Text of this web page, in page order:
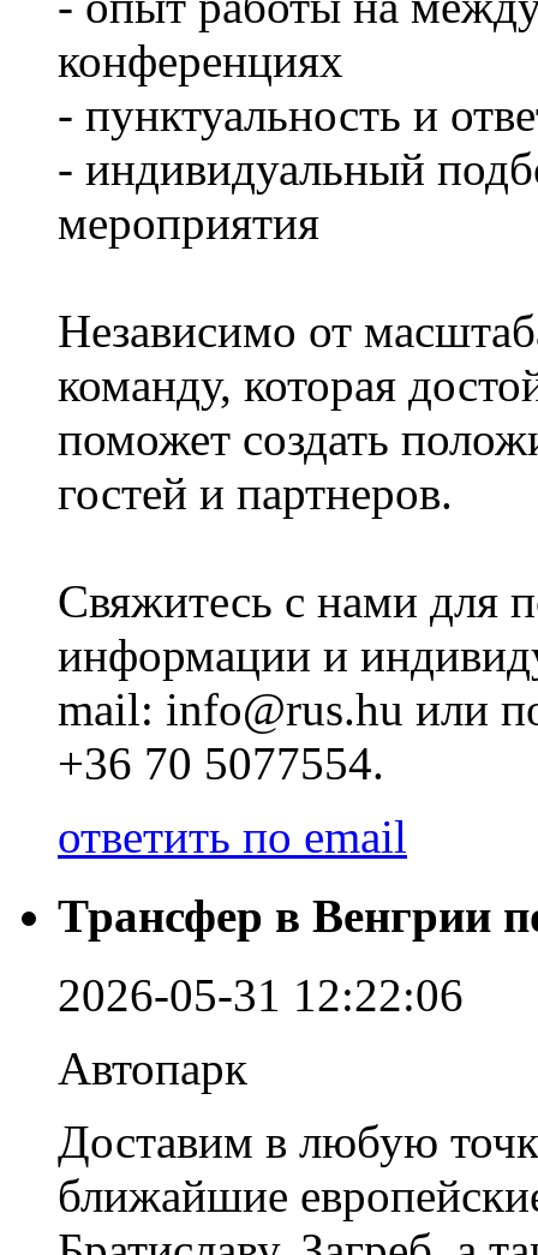
конференциях
- пунктуальность и
- индивидуальный
мероприятия
Независимо от
команду, которая
поможет создать
гостей и партнеров.
Свяжитесь с нами для
информации и
mail: info@rus.hu или
+36 70 5077554.
ответить по email
Трансфер в Венгрии
2026-05-31 12:22:06
Автопарк
Доставим в любую
ближайшие